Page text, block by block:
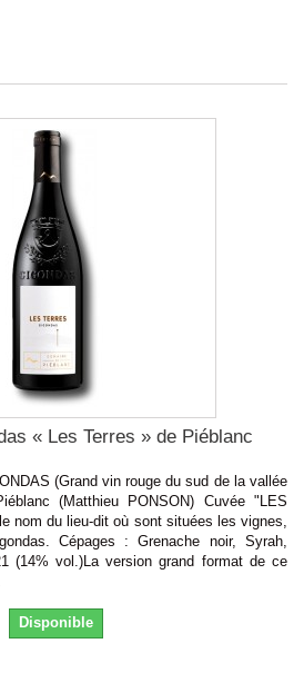
« Les Terres » de Piéblanc
(Grand vin rouge du sud de la vallée
(Matthieu PONSON) Cuvée "LES
nom du lieu-dit où sont situées les vignes,
Cépages : Grenache noir, Syrah,
(14% vol.)La version grand format de ce
Disponible